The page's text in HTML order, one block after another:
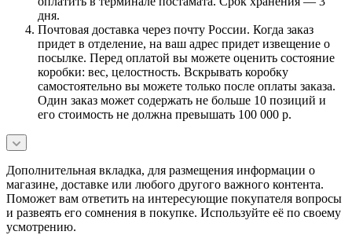
дня.
Почтовая доставка через почту России. Когда заказ
придет в отделение, на ваш адрес придет извещение о
посылке. Перед оплатой вы можете оценить состояние
коробки: вес, целостность. Вскрывать коробку
самостоятельно вы можете только после оплаты заказа.
Один заказ может содержать не больше 10 позиций и
его стоимость не должна превышать 100 000 р.
Дополнительная вкладка, для размещения информации о
магазине, доставке или любого другого важного контента.
Поможет вам ответить на интересующие покупателя вопросы
и развеять его сомнения в покупке. Используйте её по своему
усмотрению.